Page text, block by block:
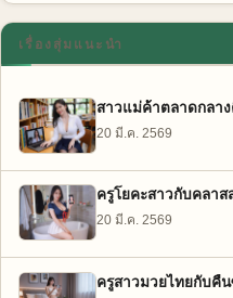
เรื่องสุ่มแนะนำ
สาวแม่ค้าตลาดกลา
20 มี.ค. 2569
ครูโยคะสาวกับคลา
20 มี.ค. 2569
ครูสาวมวยไทยกับคื